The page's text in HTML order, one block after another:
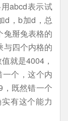
abcd表示试
d，b加d，总
兔掰兔表格的
与四个内格的
就是4004，
个，这个内
既然错一个
有这个能力